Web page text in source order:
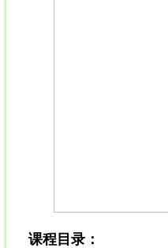
课程目录：